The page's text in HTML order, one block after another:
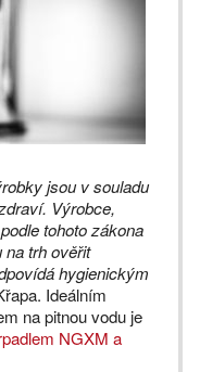
jsou v souladu
Výrobce,
tohoto zákona
na trh ověřit
hygienickým
Ideálním
na pitnou vodu je
NGXM a